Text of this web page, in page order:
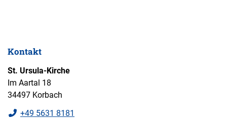
Kontakt
St. Ursula-Kirche
Im Aartal 18
34497 Korbach
+49 5631 8181